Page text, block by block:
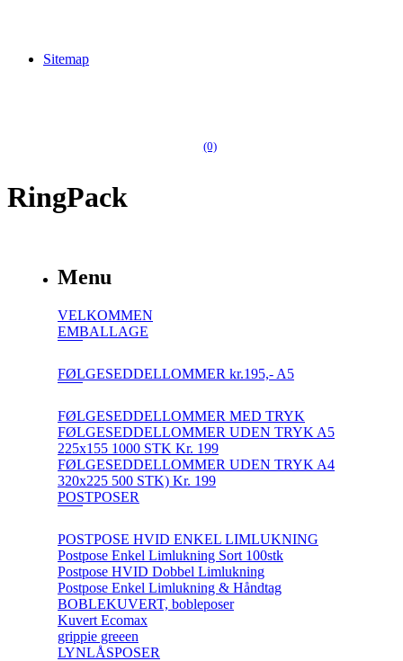
Sitemap
(0)
RingPack
Menu
VELKOMMEN
EMBALLAGE
FØLGESEDDELLOMMER kr.195,- A5
FØLGESEDDELLOMMER MED TRYK
FØLGESEDDELLOMMER UDEN TRYK A5
225x155 1000 STK Kr. 199
FØLGESEDDELLOMMER UDEN TRYK A4
320x225 500 STK) Kr. 199
POSTPOSER
POSTPOSE HVID ENKEL LIMLUKNING
Postpose Enkel Limlukning Sort 100stk
Postpose HVID Dobbel Limlukning
Postpose Enkel Limlukning & Håndtag
BOBLEKUVERT, bobleposer
Kuvert Ecomax
grippie greeen
LYNLÅSPOSER